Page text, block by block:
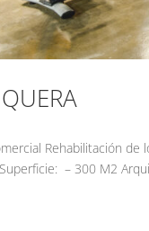
Rehabilitación de
– 300 M2